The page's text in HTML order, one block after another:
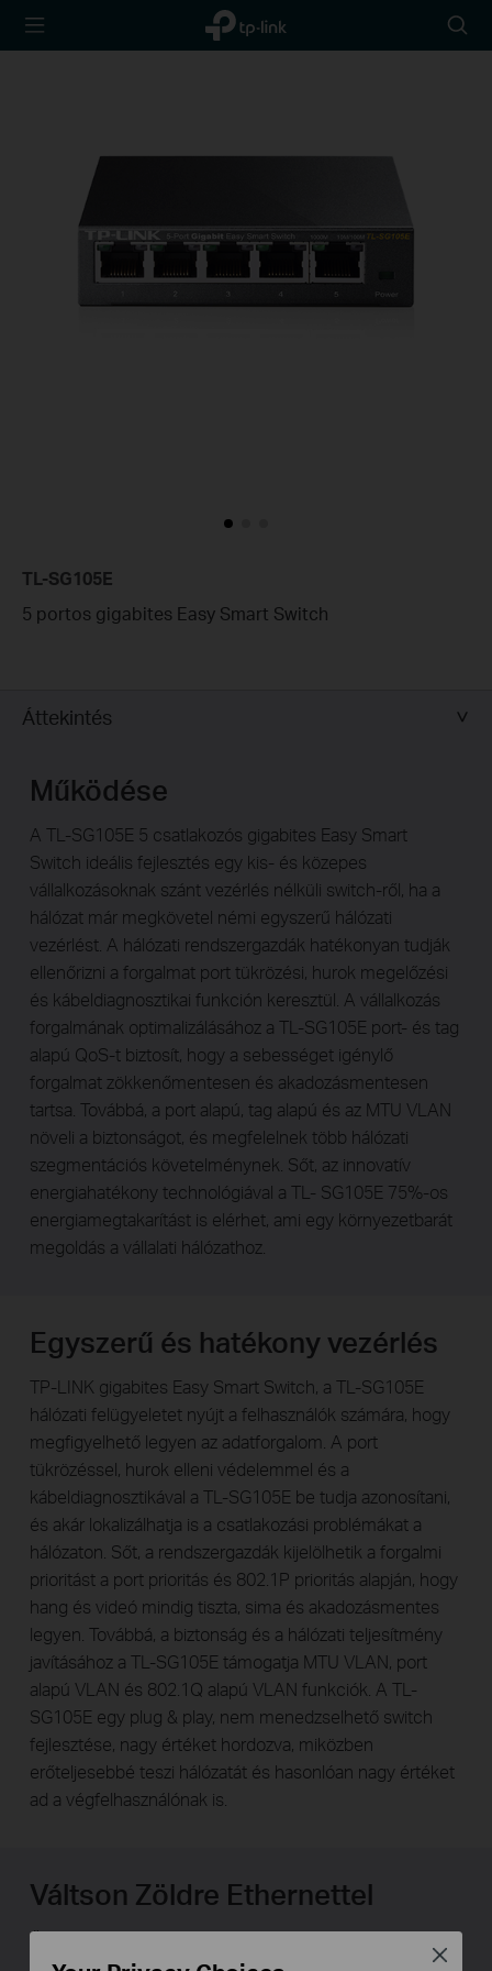
TP-Link,
Reliably
icon
TL-SG105E
5 portos gigabites Easy Smart Switch
Áttekintés
Működése
A TL-SG105E 5 csatlakozós gigabites Easy Smart
Switch ideális fejlesztés egy kis- és közepes
vállalkozásoknak szánt vezérlés nélküli switch-ről, ha a
hálózat már megkövetel némi egyszerű hálózati
vezérlést. A hálózati rendszergazdák hatékonyan tudják
ellenőrizni a forgalmat port tükrözési, hurok megelőzési
és kábeldiagnosztikai funkción keresztül. A vállalkozás
forgalmának optimalizálásához a TL-SG105E port- és tag
alapú QoS-t biztosít, hogy a sebességet igénylő
forgalmat zökkenőmentesen és akadozásmentesen
tartsa. Továbbá, a port alapú, tag alapú és az MTU VLAN
növeli a biztonságot, és megfelelnek több hálózati
szegmentációs követelménynek. Sőt, az innovatív
energiahatékony technológiával a TL- SG105E 75%-os
energiamegtakarítást is elérhet, ami egy környezetbarát
megoldás a vállalati hálózathoz.
Egyszerű és hatékony vezérlés
TP-LINK gigabites Easy Smart Switch, a TL-SG105E
hálózati felügyeletet nyújt a felhasználók számára, hogy
megfigyelhető legyen az adatforgalom. A port
tükrözéssel, hurok elleni védelemmel és a
kábeldiagnosztikával a TL-SG105E be tudja azonosítani,
és akár lokalizálhatja is a csatlakozási problémákat a
hálózaton. Sőt, a rendszergazdák kijelölhetik a forgalmi
prioritást a port prioritás és 802.1P prioritás alapján, hogy
hang és videó mindig tiszta, sima és akadozásmentes
legyen. Továbbá, a biztonság és a hálózati teljesítmény
javításához a TL-SG105E támogatja MTU VLAN, port
alapú VLAN és 802.1Q alapú VLAN funkciók. A TL-
SG105E egy plug & play, nem menedzselhető switch
fejlesztése, nagy értéket hordozva, miközben
erőteljesebbé teszi hálózatát és hasonlóan nagy értéket
ad a végfelhasználónak is.
Váltson Zöldre Ethernettel
Önnél a lehetőség, hogy Zöldre és Gigabitre váltson
egyszerre! Ezt az új generációs TL-SG108E 16 portos
Close